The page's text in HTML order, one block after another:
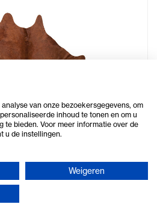
van onze bezoekersgegevens, om
inhoud te tonen en om u
te bieden. Voor meer informatie over de
u de instellingen.
Weigeren